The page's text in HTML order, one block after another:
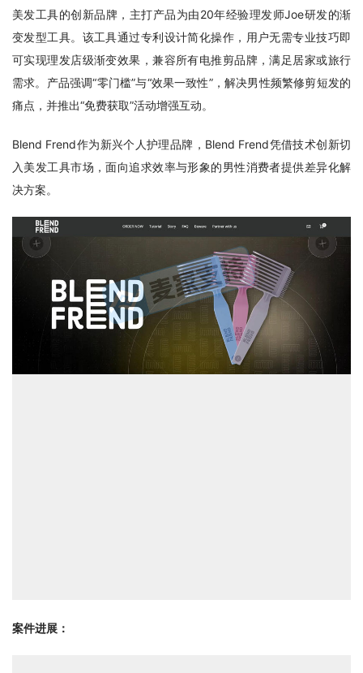
美发工具的创新品牌，主打产品为由20年经验理发师Joe研发的渐
变发型工具。该工具通过专利设计简化操作，用户无需专业技巧即
可实现理发店级渐变效果，兼容所有电推剪品牌，满足居家或旅行
需求。产品强调“零门槛”与“效果一致性”，解决男性频繁修剪短发的
痛点，并推出“免费获取”活动增强互动。
Blend Frend作为新兴个人护理品牌，Blend Frend凭借技术创新切
入美发工具市场，面向追求效率与形象的男性消费者提供差异化解
决方案。
案件进展：